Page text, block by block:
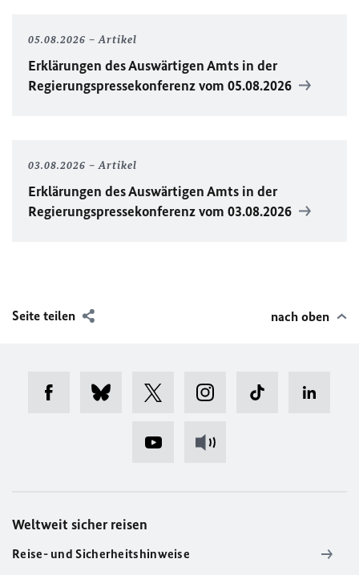
05.08.2026 Artikel
Erklärungen des Auswärtigen Amts in der
Regierungspressekonferenz vom 05.08.2026
03.08.2026 Artikel
Erklärungen des Auswärtigen Amts in der
Regierungspressekonferenz vom 03.08.2026
Seite teilen nach oben
Weltweit sicher reisen
Reise- und Sicherheitshinweise